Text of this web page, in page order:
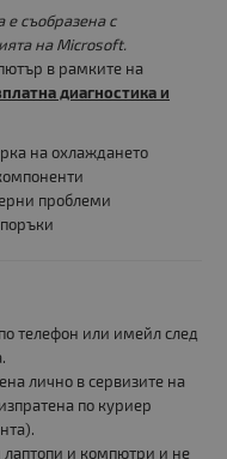
е съобразена с
на Microsoft.
в рамките на
диагностика и
на охлаждането
проблеми
телефон или имейл след
лично в сервизите на
по куриер
лаптопи и компютри и не